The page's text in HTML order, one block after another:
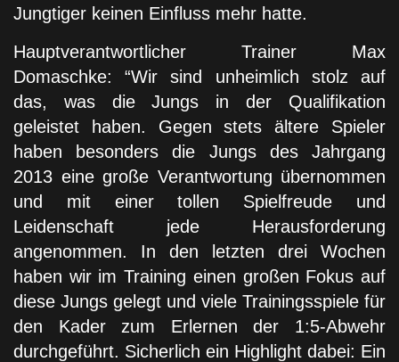
Jungtiger keinen Einfluss mehr hatte.
Hauptverantwortlicher Trainer Max
Domaschke: “Wir sind unheimlich stolz auf
das, was die Jungs in der Qualifikation
geleistet haben. Gegen stets ältere Spieler
haben besonders die Jungs des Jahrgang
2013 eine große Verantwortung übernommen
und mit einer tollen Spielfreude und
Leidenschaft jede Herausforderung
angenommen. In den letzten drei Wochen
haben wir im Training einen großen Fokus auf
diese Jungs gelegt und viele Trainingsspiele für
den Kader zum Erlernen der 1:5-Abwehr
durchgeführt. Sicherlich ein Highlight dabei: Ein